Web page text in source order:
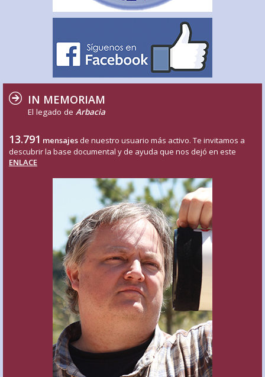
IN MEMORIAM
El legado de Arbacia
13.791 mensajes de nuestro usuario más activo. Te invitamos a
descubrir la base documental y de ayuda que nos dejó en este
ENLACE